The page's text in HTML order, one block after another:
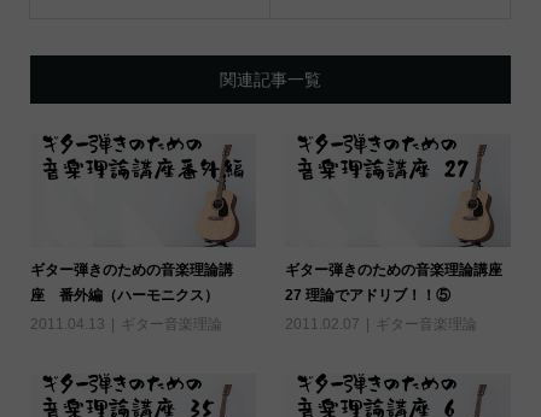
関連記事一覧
ギター弾きのための音楽理論講
座 番外編（ハーモニクス）
2011.04.13
ギター音楽理論
ギター弾きのための音楽理論講座
27 理論でアドリブ！！⑤
2011.02.07
ギター音楽理論